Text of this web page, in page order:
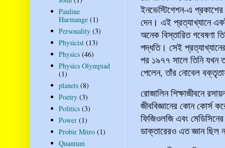
ইনভেস্টিগেশন-এ প্রকাশের
দেন। এই প্রত্যাখ্যানে
অনেক বিস্তারিত
পদ্ধতি। সেই
পর ১৯৭৭ সালে তিনি যখন
পেলেন, তাঁর নোবেল
রোজালিন শিক্ষাজীবনে
জীববিজ্ঞানের কোন কোর্স
ফিজিওলজি এবং
ডাক্তারেরও এত জ্ঞান ছিল
Pauline
Harmange (1)
Personality (3)
Physicist (13)
Physics (46)
Physics Olympiad
(1)
planets (8)
Poetry (3)
Politics (3)
Power (1)
Probir Mitro (1)
Quantum